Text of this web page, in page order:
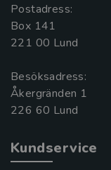
Postadress:
Box 141
221 00 Lund
Besöksadress:
Åkergränden 1
Kundservice